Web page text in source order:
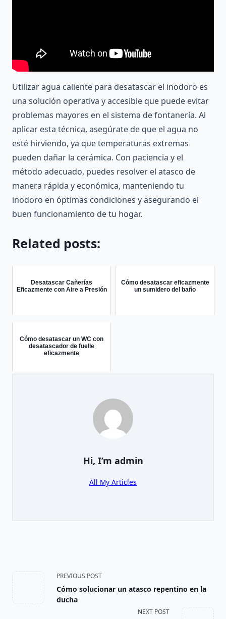
Utilizar agua caliente para desatascar el inodoro es
una solución operativa y accesible que puede evitar
problemas mayores en el sistema de fontanería. Al
aplicar esta técnica, asegúrate de que el agua no
esté hirviendo, ya que temperaturas extremas
pueden dañar la cerámica. Con paciencia y el
método adecuado, puedes resolver el atasco de
manera rápida y económica, manteniendo tu
inodoro en óptimas condiciones y asegurando el
buen funcionamiento de tu hogar.
Related posts:
Desatascar Cañerías
Eficazmente con Aire a Presión
Cómo desatascar eficazmente
un sumidero del baño
Cómo desatascar un WC con
desatascador de fuelle
eficazmente
Hi, I’m admin
All My Articles
<span
class="nav-
PREVIOUS POST
Cómo solucionar un atasco repentino en la
ducha
NEXT POST